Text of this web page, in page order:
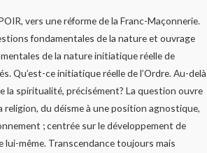
vers une réforme de la Franc-Maçonnerie.
fondamentales de la nature et ouvrage
de la nature initiatique réelle de
Qu’est-ce initiatique réelle de l’Ordre. Au-delà
la spiritualité, précisément? La question ouvre
religion, du déisme à une position agnostique,
; centrée sur le développement de
lui-même. Transcendance toujours mais